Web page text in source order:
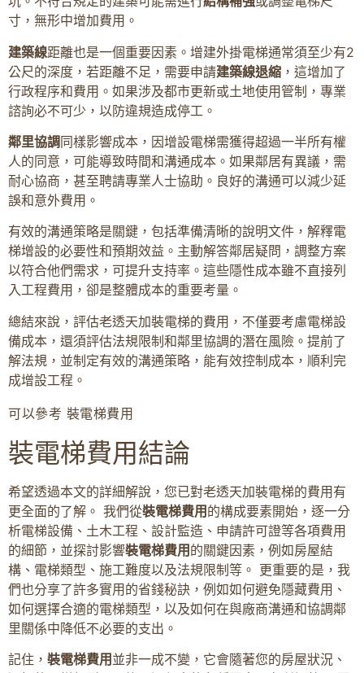
寸，無形中增加費用。
建築線距離也是一個重要因素。增建外掛電梯通常須至少有2
公尺的深度，若距離不足，需要申請建築線退縮 ，這增加了
行政程序和費用。如果涉及都市更新或土地使用管制，專業
諮詢必不可少，以防違規造成停工。
鄰里協調 同樣影響成本，因增設電梯需獲得超過一半所有權
人的同意，可能導致時間和溝通成本。如果鄰居有異議，需
耐心協商，甚至聘請專業人士協助。良好的溝通可以減少延
誤和意外費用。
有效的溝通策略是關鍵，包括準備清晰的說明文件，解釋電
梯增設的必要性和預期效益。主動解答鄰居疑問，調整方案
以符合他們需求，可提升支持率。這些隱性成本雖不直接列
入工程費用，卻是整體成本的重要考量。
總結來說，評估老透天加裝電梯的費用，不僅要考慮電梯設
備成本，還須評估法規限制和鄰里協調的潛在風險。提前了
解法規，並制定有效的溝通策略，能有效控制成本，順利完
成增設工程。
可以參考 裝電梯費用
裝電梯費用結論
希望透過本文的詳細解說，您已對老透天加裝電梯的費用有
更全面的了解。 我們從裝電梯費用的構成要素開始，逐一分
析電梯設備、土木工程、設計監造、申請許可證等各項費用
的細節，並探討影響裝電梯費用的關鍵因素，例如房屋結
構、電梯類型、施工難度以及法規限制等。 更重要的是，我
們也分享了許多實用的省錢秘訣，例如如何避免隱藏費用、
如何選擇合適的電梯類型，以及如何在與廠商溝通和協調鄰
里關係中降低不必要的支出。
記住， 裝電梯費用 並非一成不變，它會隨著您的房屋狀況、